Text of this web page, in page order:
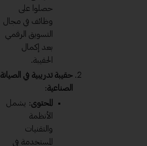
حصلوا على
وظائف في مجال
التسويق الرقمي
بعد إكمال
الحقيبة.
حقيبة تدريبية في الصيانة
الصناعية:
المحتوى: يشمل
الأنظمة
والتقنيات
المستخدمة في